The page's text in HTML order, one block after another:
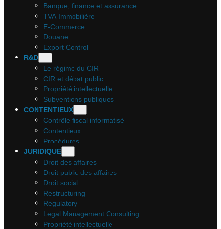
Banque, finance et assurance
TVA Immobilière
E-Commerce
Douane
Export Control
R&D
Le régime du CIR
CIR et débat public
Propriété intellectuelle
Subventions publiques
CONTENTIEUX
Contrôle fiscal informatisé
Contentieux
Procédures
JURIDIQUE
Droit des affaires
Droit public des affaires
Droit social
Restructuring
Regulatory
Legal Management Consulting
Propriété intellectuelle